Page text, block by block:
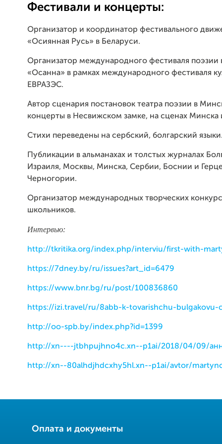
Фестивали и концерты:
Организатор и координатор фестивального
«Осиянная Русь» в Беларуси.
Организатор международного фестиваля поэзии
«Осанна» в рамках международного фестиваля
ЕВРАЗЭС.
Автор сценария постановок театра поэзии в
концерты в Несвижском замке, на сценах Минска
Стихи переведены на сербский, болгарский
Публикации в альманахах и толстых журналах
Израиля, Москвы, Минска, Сербии, Боснии и
Черногории.
Организатор международных творческих
школьников.
Интервью:
http://tkritika.org/index.php/interviu/first-with-
https://7dney.by/ru/issues?art_id=6479
https://www.bnr.bg/ru/post/100836860
https://izi.travel/ru/8abb-k-tovarishchu-bulgakovu-
http://oo-spb.by/index.php?id=1399
http://xn----jtbhpujhno4c.xn--p1ai/2018/04/09/
http://xn--80alhdjhdcxhy5hl.xn--p1ai/avtor/
Оплата и документы